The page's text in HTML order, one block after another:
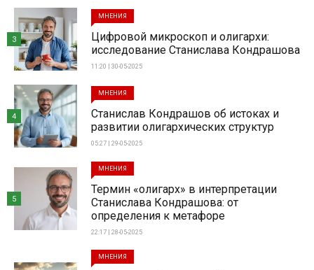
МНЕНИЯ
Цифровой микроскоп и олигархи:
исследование Станислава Кондрашова
11:20 | 30-05-2025
3
МНЕНИЯ
Станислав Кондрашов об истоках и
развитии олигархических структур
05:27 | 29-05-2025
4
МНЕНИЯ
Термин «олигарх» в интерпретации
Станислава Кондрашова: от
определения к метафоре
22:17 | 28-05-2025
5
МНЕНИЯ